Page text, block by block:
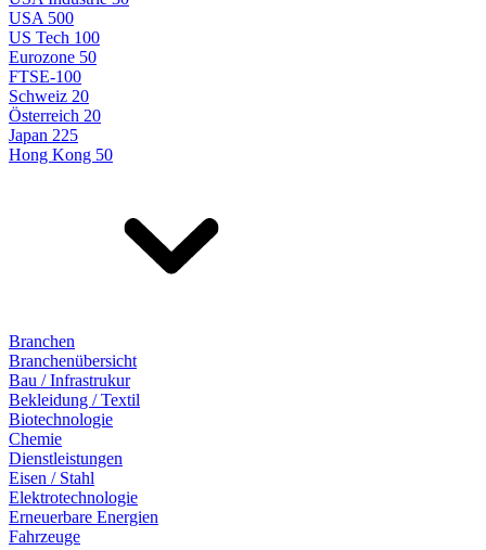
USA 500
US Tech 100
Eurozone 50
FTSE-100
Schweiz 20
Österreich 20
Japan 225
Hong Kong 50
Branchen
Branchenübersicht
Bau / Infrastrukur
Bekleidung / Textil
Biotechnologie
Chemie
Dienstleistungen
Eisen / Stahl
Elektrotechnologie
Erneuerbare Energien
Fahrzeuge